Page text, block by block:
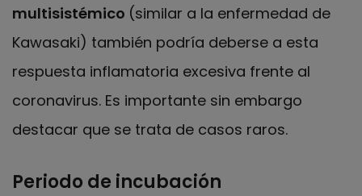
multisistémico (similar a la enfermedad de
Kawasaki) también podría deberse a esta
respuesta inflamatoria excesiva frente al
coronavirus. Es importante sin embargo
destacar que se trata de casos raros.
Periodo de incubación